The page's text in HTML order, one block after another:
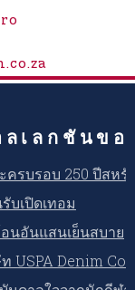
ลเลกชันขอ
ครบรอบ 250 ปีสหรั
บเปิดเทอม
นอันแสนเย็นสบาย
USPA Denim Co.